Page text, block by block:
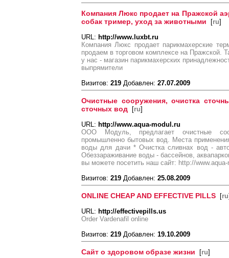
Компания Люкс продает на Пражской
собак тример, уход за животными [ru]
URL: http://www.luxbt.ru
Компания Люкс продает парикмахерские
продаем в торговом комплексе на Пражской.
у нас - магазин парикмахерских
выпрямители
Визитов: 219 Добавлен: 27.07.2009
Очистные сооружения, очистка
сточных вод [ru]
URL: http://www.aqua-modul.ru
ООО Модуль, предлагает очистные
промышленно бытовых вод. Места
воды для дачи * Очистка сливнах вод -
Обеззараживание воды - бассейнов,
вы можете посетить наш сайт: http://
Визитов: 219 Добавлен: 25.08.2009
ONLINE CHEAP AND EFFECTIVE PILLS [ru
URL: http://effectivepills.us
Order Vardenafil online
Визитов: 219 Добавлен: 19.10.2009
Сайт о здоровом образе жизни [ru]